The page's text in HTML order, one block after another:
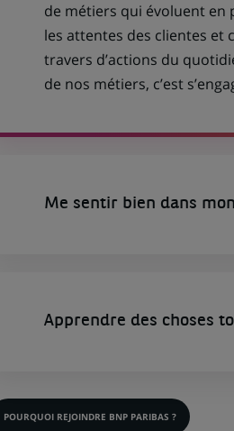
de métiers qui évoluent en
les attentes des clientes et
travers d’actions du
de nos métiers, c’est
Me sentir bien dans
Apprendre des choses
POURQUOI REJOINDRE BNP PARIBAS ?